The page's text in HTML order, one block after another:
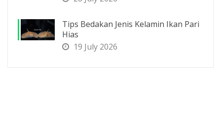
Tips Bedakan Jenis Kelamin Ikan Pari
Hias
19 July 2026